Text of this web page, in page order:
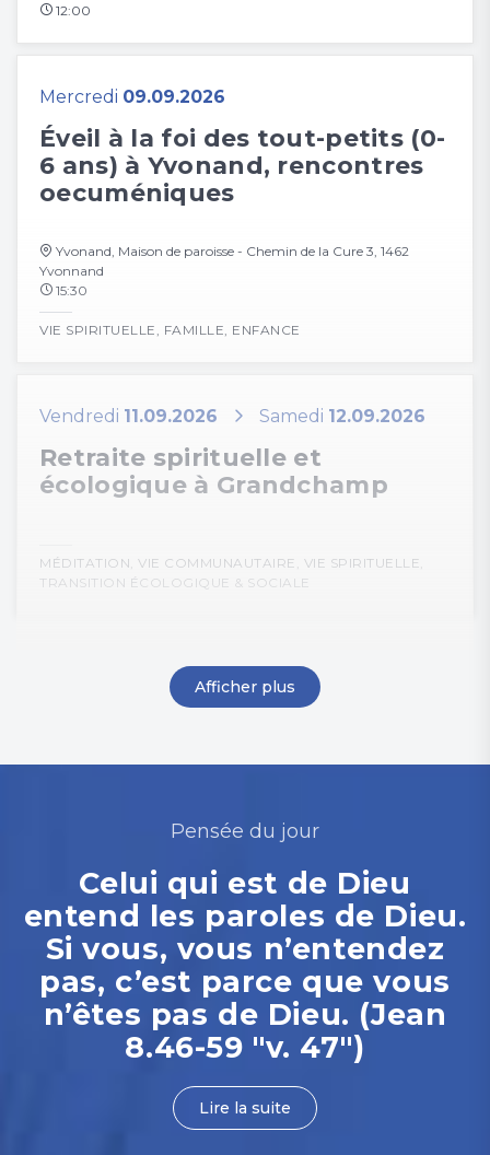
12:00
Mercredi 09.09.2026
Éveil à la foi des tout-petits (0-
6 ans) à Yvonand, rencontres
oecuméniques
VIE SPIRITUELLE , FAMILLE, ENFANCE
Yvonand, Maison de paroisse - Chemin de la Cure 3, 1462
Yvonnand
15:30
Vendredi 11.09.2026 Samedi 12.09.2026
Retraite spirituelle et
écologique à Grandchamp
MÉDITATION VIE COMMUNAUTAIRE VIE SPIRITUELLE
TRANSITION ÉCOLOGIQUE & SOCIALE
Afficher plus
Pensée du jour
Celui qui est de Dieu
entend les paroles de Dieu.
Si vous, vous n’entendez
pas, c’est parce que vous
n’êtes pas de Dieu. (Jean
8.46-59 "v. 47")
Lire la suite